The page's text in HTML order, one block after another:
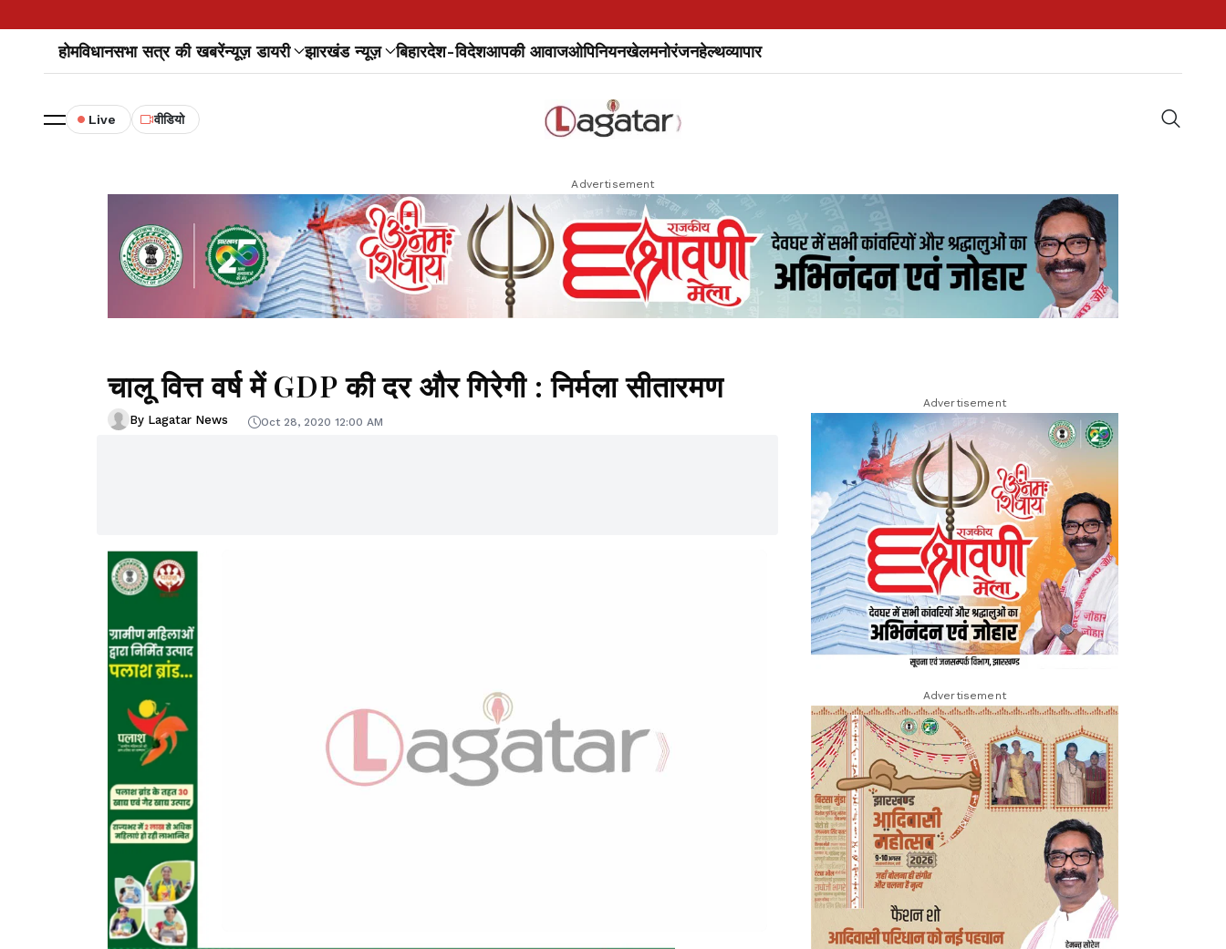
होमविधानसभा सत्र की खबरेंन्यूज़ डायरी झारखंड न्यूज़ बिहारदेश-विदेशआपकी आवाजओपिनियनखेलमनोरंजनहेल्थव्यापार
Live वीडियो
Advertisement
चालू वित्त वर्ष में GDP की दर और गिरेगी : निर्मला सीतारमण
By Lagatar News Oct 28, 2020 12:00 AM
Advertisement
Advertisement